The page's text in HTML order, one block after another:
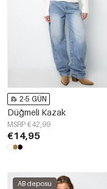
2-5 GÜN
Düğmeli Kazak
MSRP €42,99
€14,95
AB deposu